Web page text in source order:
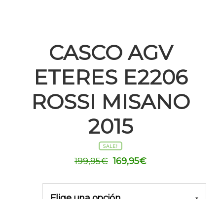
CASCO AGV
ETERES E2206
ROSSI MISANO
2015
SALE!
199,95€ El
169,95€El